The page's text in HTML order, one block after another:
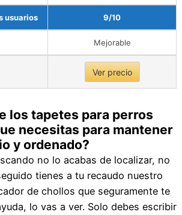
usuarios 9/10
Mejorable
Ver precio
los tapetes para perros
necesitas para mantener
y ordenado?
no lo acabas de localizar, no
tienes a tu recaudo nuestro
de chollos que seguramente te
lo vas a ver. Solo debes escribir